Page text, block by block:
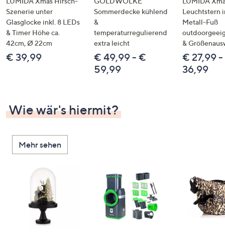
bzw.
rechts,
um
diese
anzuzeigen.
Szenerie unter
Glasglocke inkl. 8 LEDs
& Timer Höhe ca.
42cm, Ø 22cm
€ 39,99
Sommerdecke kühlend
&
temperaturregulierend
extra leicht
€ 49,99 - €
59,99
Leuchtstern
Metall-Fuß
&
€ 27,99
36,99
Wie wär's hiermit?
Mehr sehen